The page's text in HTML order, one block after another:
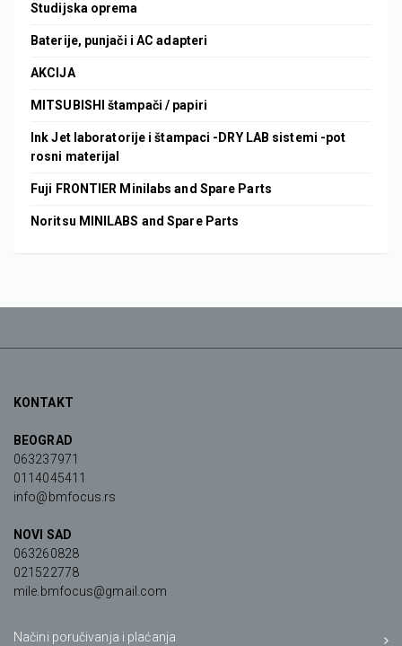
Studijska oprema
Baterije, punjači i AC adapteri
AKCIJA
MITSUBISHI štampači / papiri
Ink Jet laboratorije i štampaci -DRY LAB sistemi -pot
rosni materijal
Fuji FRONTIER Minilabs and Spare Parts
Noritsu MINILABS and Spare Parts
KONTAKT
BEOGRAD
063237971
0114045411
info@bmfocus.rs
NOVI SAD
063260828
021522778
mile.bmfocus@gmail.com
Načini poručivanja i plaćanja